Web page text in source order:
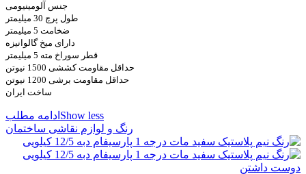
جنس آلومینیومی
طول پرچ 30 میلیمتر
ضخامت 5 میلیمتر
دارای میخ گالوانیزه
قطر سوراخ مته 5 میلیمتر
حداقل مقاومت کششی 1500 نیوتن
حداقل مقاومت برشی 1200 نیوتن
ساخت ایران
ادامه مطلب Show less
رنگ و لوازم نقاشی ساختمان
دوست داشتن